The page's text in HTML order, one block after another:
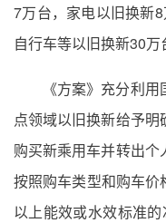
7万台，家电以旧换新
自行车等以旧换新30万
《方案》充分利
点领域以旧换新给予
购买新乘用车并转出个
按照购车类型和购车
以上能效或水效标准